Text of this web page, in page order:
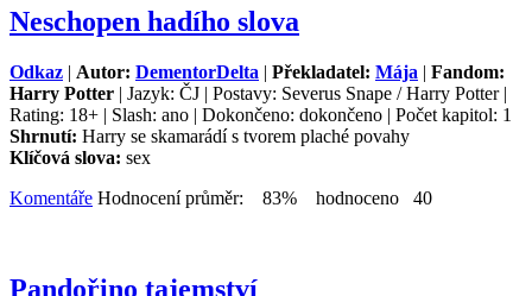
Neschopen hadího slova
Odkaz | Autor: DementorDelta | Překladatel: Mája | Fandom:
Harry Potter | Jazyk: ČJ | Postavy: Severus Snape / Harry Potter |
Rating: 18+ | Slash: ano | Dokončeno: dokončeno | Počet kapitol: 1
Shrnutí: Harry se skamarádí s tvorem plaché povahy
Klíčová slova: sex
Komentáře Hodnocení průměr: 83% hodnoceno 40
Pandořino tajemství